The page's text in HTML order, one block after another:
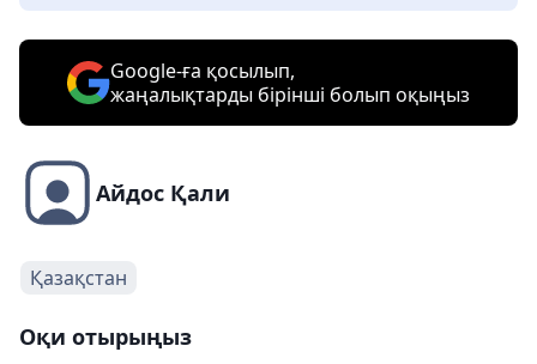
Google-ға қосылып,
жаңалықтарды бірінші болып оқыңыз
Айдос Қали
Қазақстан
Оқи отырыңыз